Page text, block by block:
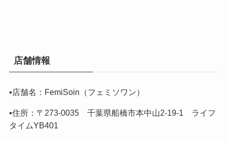
店舗情報
▪️店舗名：FemiSoin（フェミソワン）
▪️住所：〒273-0035 千葉県船橋市本中山2-19-1 ライフ
タイムYB401